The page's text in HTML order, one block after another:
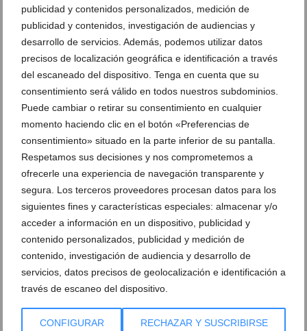
publicidad y contenidos personalizados, medición de
publicidad y contenidos, investigación de audiencias y
desarrollo de servicios. Además, podemos utilizar datos
precisos de localización geográfica e identificación a través
del escaneado del dispositivo. Tenga en cuenta que su
consentimiento será válido en todos nuestros subdominios.
Puede cambiar o retirar su consentimiento en cualquier
momento haciendo clic en el botón «Preferencias de
consentimiento» situado en la parte inferior de su pantalla.
Respetamos sus decisiones y nos comprometemos a
ofrecerle una experiencia de navegación transparente y
segura. Los terceros proveedores procesan datos para los
siguientes fines y características especiales: almacenar y/o
acceder a información en un dispositivo, publicidad y
contenido personalizados, publicidad y medición de
contenido, investigación de audiencia y desarrollo de
servicios, datos precisos de geolocalización e identificación a
través de escaneo del dispositivo.
CONFIGURAR RECHAZAR Y SUSCRIBIRSE
DEJA UN COMENTARIO